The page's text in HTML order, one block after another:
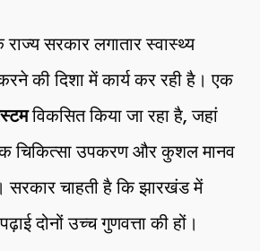
सरकार लगातार स्वास्थ्य
की दिशा में कार्य कर रही है। एक
विकसित किया जा रहा है, जहां
चिकित्सा उपकरण और कुशल मानव
सरकार चाहती है कि झारखंड में
दोनों उच्च गुणवत्ता की हों।